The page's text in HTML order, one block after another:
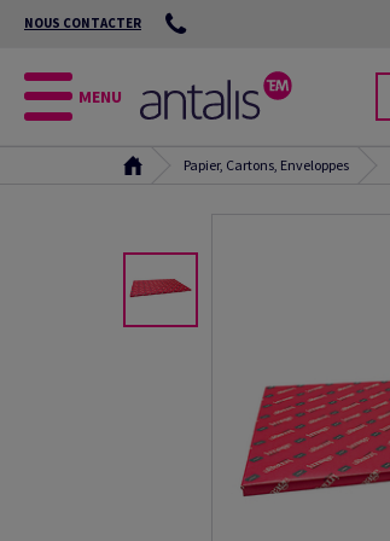
NOUS CONTACTER
MENU
Papier, Cartons, Enveloppes